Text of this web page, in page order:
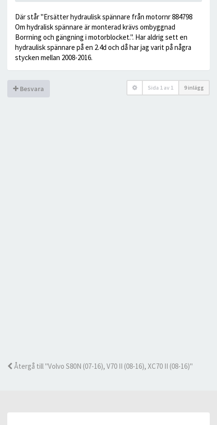
Där står "Ersätter hydraulisk spännare från motornr 884798
Om hydralisk spännare är monterad krävs ombyggnad
Borrning och gängning i motorblocket.". Har aldrig sett en
hydraulisk spännare på en 2.4d och då har jag varit på några
stycken mellan 2008-2016.
Besvara Sida 1 av 1 9 inlägg
Återgå till "Volvo S80N (07-16), V70 II (08-16), XC70 II (08-16)"